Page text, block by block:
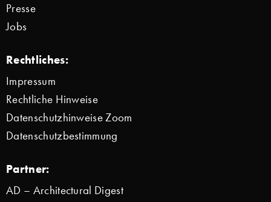
Presse
Jobs
Rechtliches:
Impressum
Rechtliche Hinweise
Datenschutzhinweise Zoom
Datenschutzbestimmung
Partner:
AD – Architectural Digest